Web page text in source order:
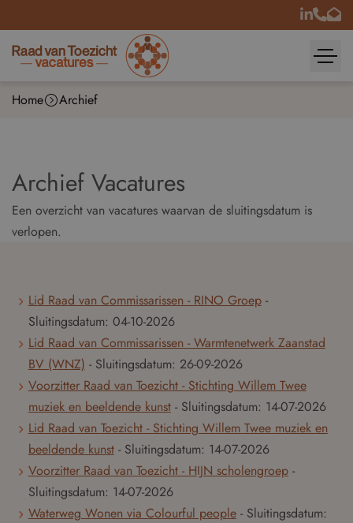
Home Archief
Archief Vacatures
Een overzicht van vacatures waarvan de sluitingsdatum is
verlopen.
Lid Raad van Commissarissen - RINO Groep -
Sluitingsdatum: 04-10-2026
Lid Raad van Commissarissen - Warmtenetwerk Zaanstad
BV (WNZ) - Sluitingsdatum: 26-09-2026
Voorzitter Raad van Toezicht - Stichting Willem Twee
muziek en beeldende kunst - Sluitingsdatum: 14-07-2026
Lid Raad van Toezicht - Stichting Willem Twee muziek en
beeldende kunst - Sluitingsdatum: 14-07-2026
Voorzitter Raad van Toezicht - HIJN scholengroep -
Sluitingsdatum: 14-07-2026
Waterweg Wonen via Colourful people - Sluitingsdatum: